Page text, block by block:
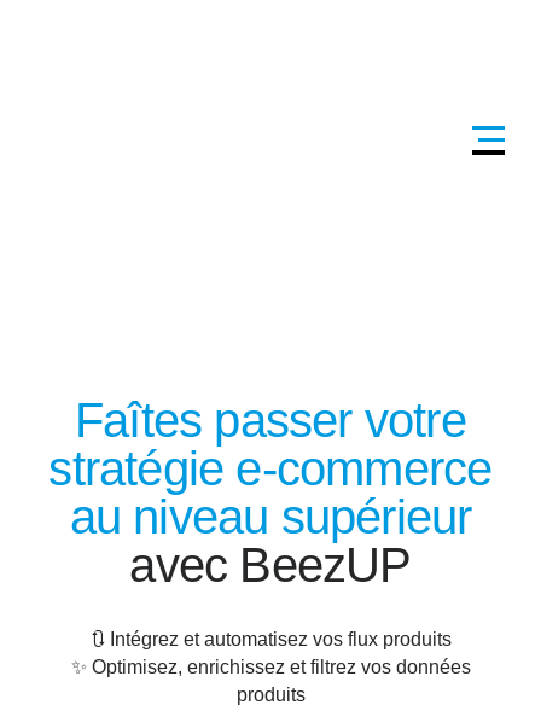
Faîtes passer votre
stratégie e-commerce
au niveau supérieur
avec BeezUP
🔃 Intégrez et automatisez vos flux produits
✨ Optimisez, enrichissez et filtrez vos données
produits